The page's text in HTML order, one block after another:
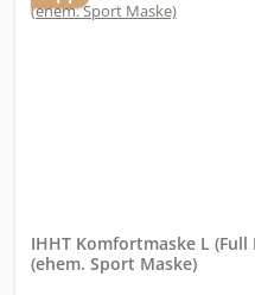
Empfohlen: ein Winkelstück für
IHHT Komfortmaske L (Full
(ehem. Sport Maske)